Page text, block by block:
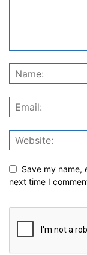
Save my name,
next time I